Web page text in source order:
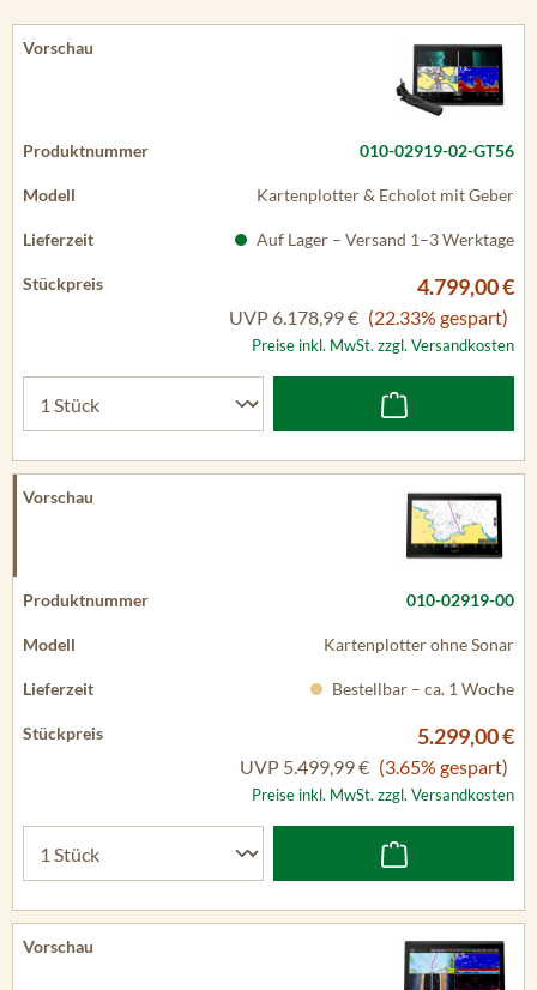
010-02919-02-GT56
Kartenplotter & Echolot mit Geber
Auf Lager – Versand 1–3 Werktage
4.799,00 €
UVP 6.178,99 € (22.33% gespart)
Preise inkl. MwSt. zzgl. Versandkosten
010-02919-00
Kartenplotter ohne Sonar
Bestellbar – ca. 1 Woche
5.299,00 €
UVP 5.499,99 € (3.65% gespart)
Preise inkl. MwSt. zzgl. Versandkosten